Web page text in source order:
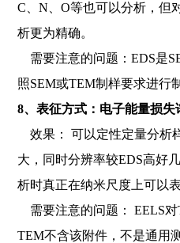
C、N、O等也可以分析，但
析更为精确。
需要注意的问题：EDS是
照SEM或TEM制样要求进行
8、表征方式：电子能量损失
效果： 可以定性定量分析
大，同时分辨率较EDS高好
析时真正在纳米尺度上可以
需要注意的问题： EELS
TEM不含该附件，不是通用